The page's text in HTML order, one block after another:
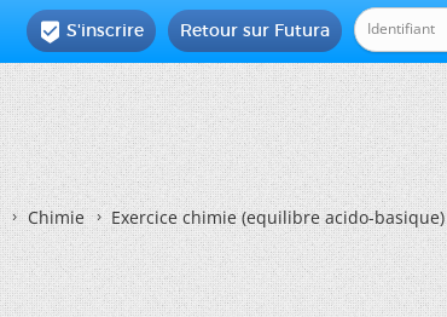
Retour sur Futura
 S'inscrire
Chimie Exercice chimie (equilibre acido-basique)